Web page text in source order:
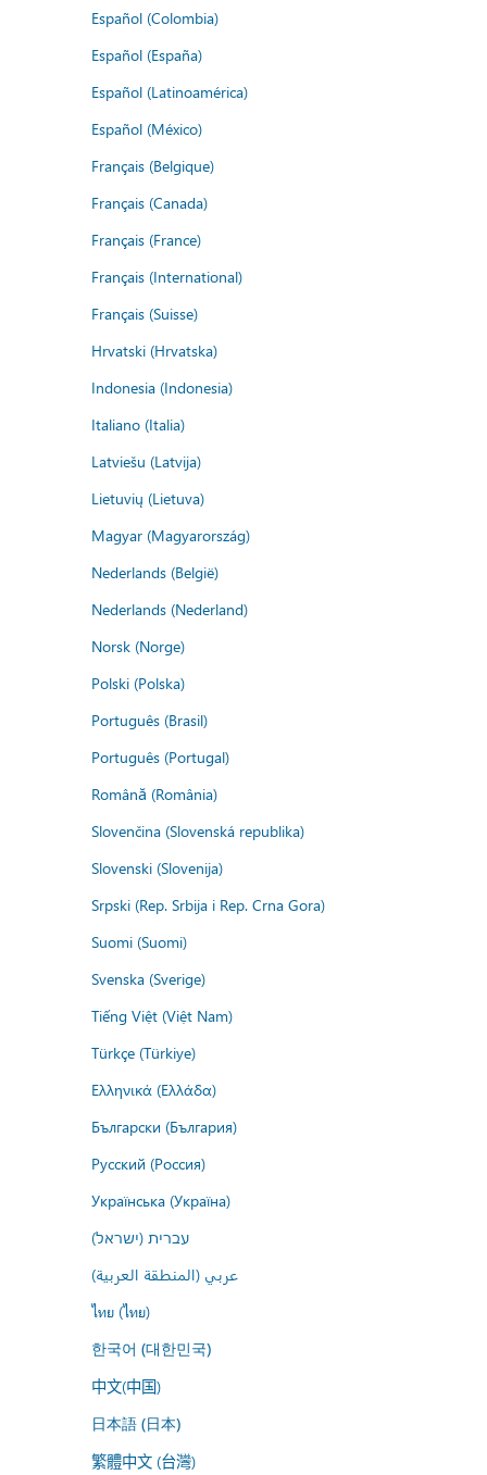
Español (Colombia)
Español (España)
Español (Latinoamérica)
Español (México)
Français (Belgique)
Français (Canada)
Français (France)
Français (International)
Français (Suisse)
Hrvatski (Hrvatska)
Indonesia (Indonesia)
Italiano (Italia)
Latviešu (Latvija)
Lietuvių (Lietuva)
Magyar (Magyarország)
Nederlands (België)
Nederlands (Nederland)
Norsk (Norge)
Polski (Polska)
Português (Brasil)
Português (Portugal)
Română (România)
Slovenčina (Slovenská republika)
Slovenski (Slovenija)
Srpski (Rep. Srbija i Rep. Crna Gora)
Suomi (Suomi)
Svenska (Sverige)
Tiếng Việt (Việt Nam)
Türkçe (Türkiye)
Ελληνικά (Ελλάδα)
Български (България)
Русский (Россия)
Українська (Україна)
עברית (ישראל)
عربي (المنطقة العربية)
ไทย (ไทย)
한국어 (대한민국)
中文(中国)
日本語 (日本)
繁體中文 (台灣)